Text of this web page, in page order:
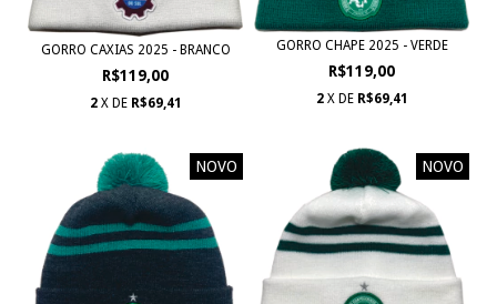
GORRO CAXIAS 2025 - BRANCO
R$119,00
2 X DE R$69,41
GORRO CHAPE 2025 - VERDE
R$119,00
2 X DE R$69,41
NOVO NOVO